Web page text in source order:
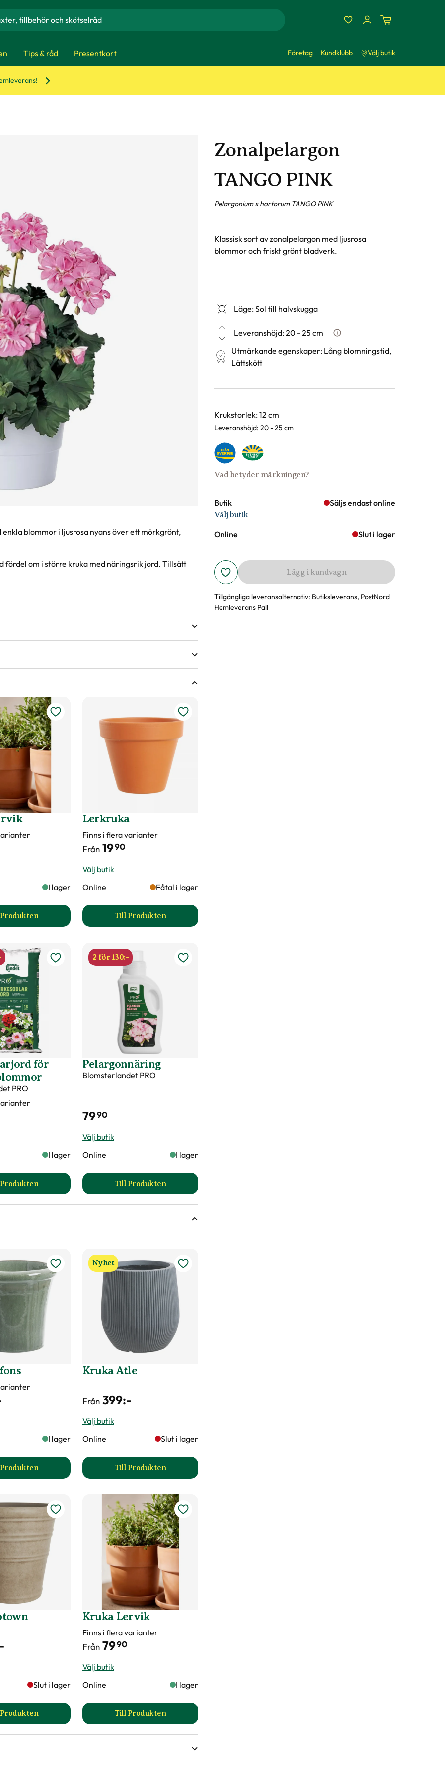
Tips & råd Presentkort Företag Kundklubb Välj butik
Zonalpelargon
TANGO PINK
Pelargonium x hortorum TANGO PINK
Klassisk sort av zonalpelargon med ljusrosa
blommor och friskt grönt bladverk.
Läge:Sol till halvskugga
Leveranshöjd:20 - 25 cm
Hur vi mäter leveranshöjd på
Utmärkande egenskaper: Lång blomningstid,
Lättskött
Varianter
Krukstorlek: 12 cm
Leveranshöjd: 20 - 25 cm
Vad betyder märkningen?
Butik Säljs endast online
Välj butik
Online Slut i lager
Lägg i kundvagn
Tillgängliga leveransalternativ: Butiksleverans, PostNord
Hemleverans Pall
blommor i ljusrosa nyans över ett mörkgrönt,
fördel om i större kruka med näringsrik jord. Tillsätt
märkningen?
växten?
I lager
till Kruka Lervik produktsida
Lerkruka
Finns i flera varianter
Från 1990
Välj butik
Online
Fåtal i lager
Till Produkten
till Lerkruka produktsida
för
PRO
I lager
till Yrkesodlarjord för sommarblommor produktsida
2 för 130:-
Pelargonnäring
Blomsterlandet PRO
7990
Välj butik
Online
I lager
Till Produkten
till Pelargonnäring produktsida
I lager
till Kruka Alfons produktsida
Nyhet
Kruka Atle
Från 399:-
Välj butik
Online
Slut i lager
Till Produkten
till Kruka Atle produktsida
Slut i lager
till Kruka Uptown produktsida
Kruka Lervik
Finns i flera varianter
Från 7990
Välj butik
Online
I lager
Till Produkten
till Kruka Lervik produktsida